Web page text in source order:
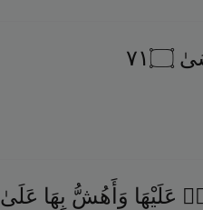
۝١٧
عَلَيْهَا وَأَهُشُّ بِهَا عَلَىٰ